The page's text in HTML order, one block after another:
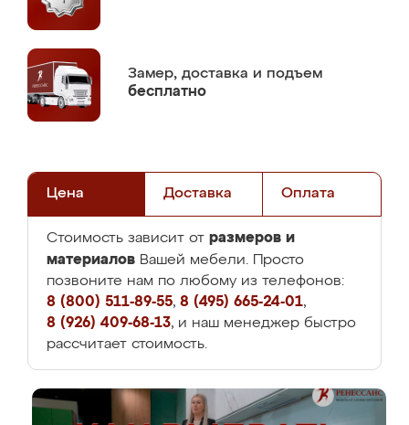
Замер, доставка и подъем
бесплатно
Цена Доставка Оплата
Стоимость зависит от размеров и
материалов Вашей мебели. Просто
позвоните нам по любому из телефонов:
8 (800) 511-89-55, 8 (495) 665-24-01,
8 (926) 409-68-13, и наш менеджер быстро
рассчитает стоимость.